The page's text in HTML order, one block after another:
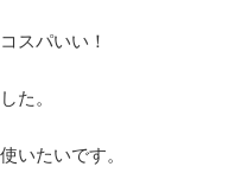
スパいい！
た。
いたいです。